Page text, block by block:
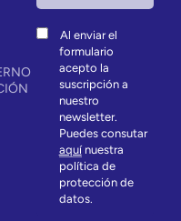
Al enviar el
formulario
acepto la
suscripción a
nuestro
newsletter.
Puedes consutar
aquínuestra
política de
protección de
datos.